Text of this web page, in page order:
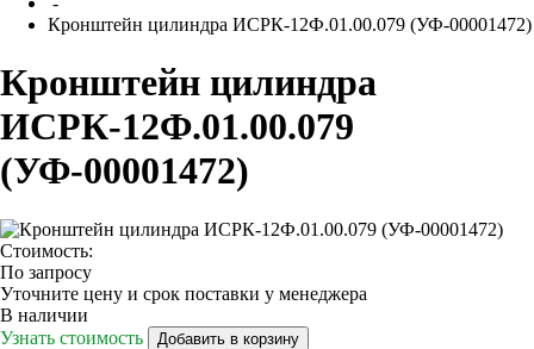
Кронштейн цилиндра ИСРК-12Ф.01.00.079 (УФ-00001472)
Кронштейн цилиндра
ИСРК-12Ф.01.00.079
(УФ-00001472)
Стоимость:
По запросу
Уточните цену и срок поставки у менеджера
В наличии
Узнать стоимость
Добавить в корзину